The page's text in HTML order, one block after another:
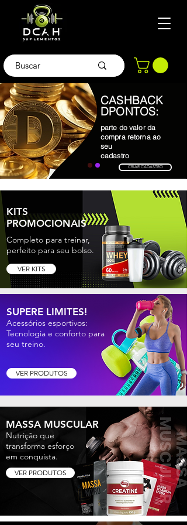
CASHBACK
DPONTOS:
parte do valor da
compra retorna ao
seu
cadastro
CRIAR CADASTRO
KITS
PROMOCIONAIS
Completo para treinar,
perfeito para seu bolso.
VER KITS
SUPERE LIMITES!
Acessórios esportivos:
Tecnologia e conforto para
seu treino.
VER PRODUTOS
MASSA MUSCULAR
Nutrição que
transforma esforço
em conquista.
VER PRODUTOS